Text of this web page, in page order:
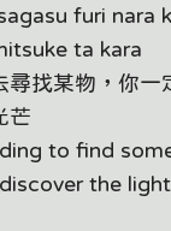
furi nara
ta kara
尋找某物，你一
芒
to find
the